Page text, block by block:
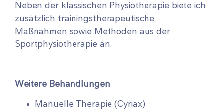
Neben der klassischen Physiotherapie biete ich
zusätzlich trainingstherapeutische
Maßnahmen sowie Methoden aus der
Sportphysiotherapie an.
Weitere Behandlungen
Manuelle Therapie (Cyriax)